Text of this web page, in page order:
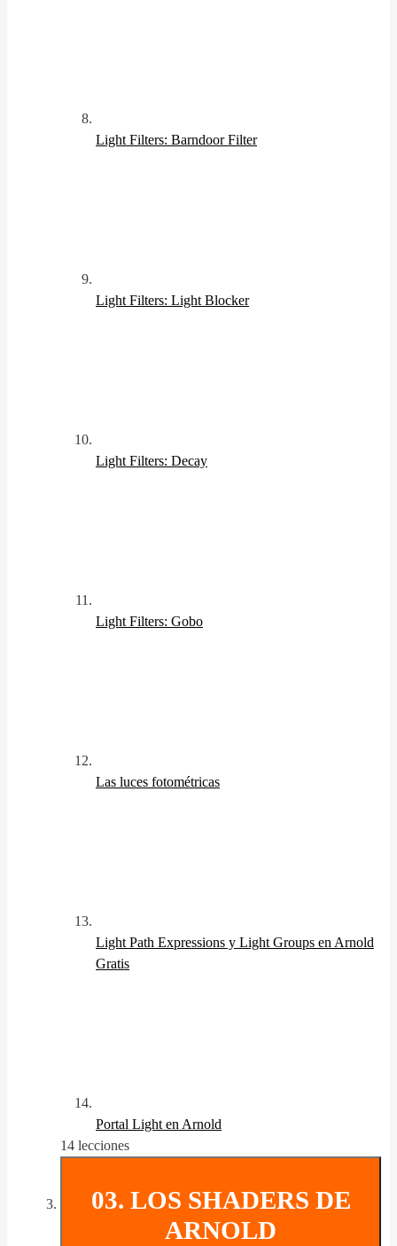
Light Filters: Barndoor Filter
Light Filters: Light Blocker
Light Filters: Decay
Light Filters: Gobo
Las luces fotométricas
Light Path Expressions y Light Groups en Arnold
Gratis
Portal Light en Arnold
14 lecciones
03. LOS SHADERS DE
ARNOLD